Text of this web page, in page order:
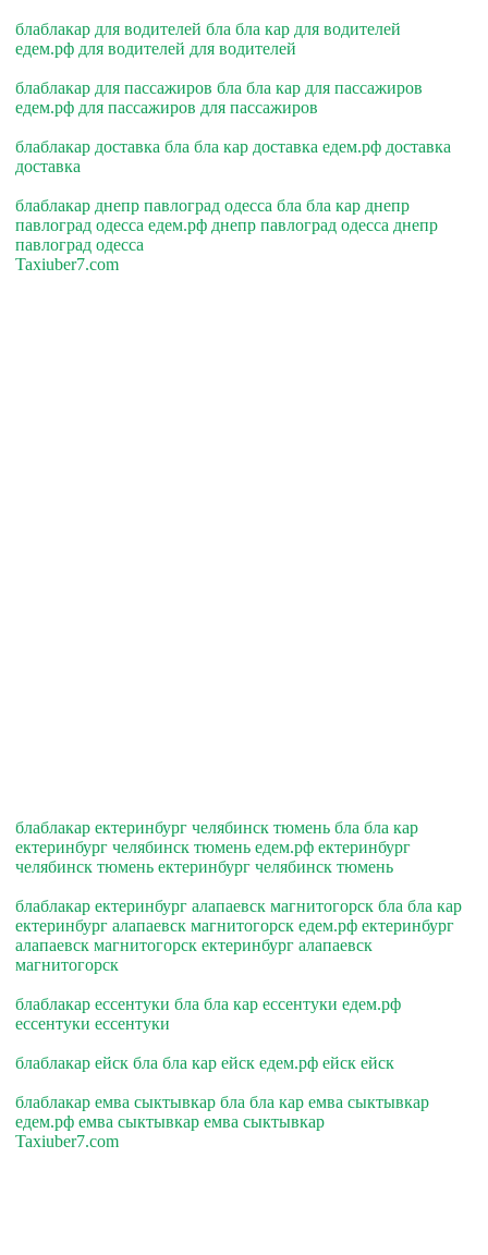
блаблакар для водителей бла бла кар для водителей
едем.рф для водителей для водителей
блаблакар для пассажиров бла бла кар для пассажиров
едем.рф для пассажиров для пассажиров
блаблакар доставка бла бла кар доставка едем.рф доставка
доставка
блаблакар днепр павлоград одесса бла бла кар днепр
павлоград одесса едем.рф днепр павлоград одесса днепр
павлоград одесса
Taxiuber7.com
блаблакар ектеринбург челябинск тюмень бла бла кар
ектеринбург челябинск тюмень едем.рф ектеринбург
челябинск тюмень ектеринбург челябинск тюмень
блаблакар ектеринбург алапаевск магнитогорск бла бла кар
ектеринбург алапаевск магнитогорск едем.рф ектеринбург
алапаевск магнитогорск ектеринбург алапаевск
магнитогорск
блаблакар ессентуки бла бла кар ессентуки едем.рф
ессентуки ессентуки
блаблакар ейск бла бла кар ейск едем.рф ейск ейск
блаблакар емва сыктывкар бла бла кар емва сыктывкар
едем.рф емва сыктывкар емва сыктывкар
Taxiuber7.com